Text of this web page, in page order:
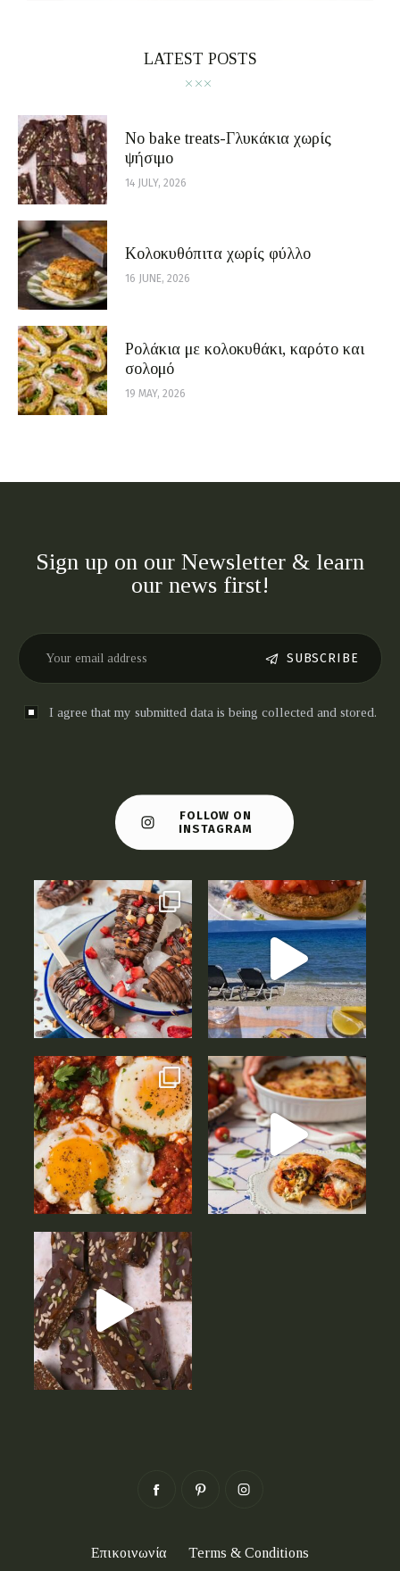
LATEST POSTS
No bake treats-Γλυκάκια χωρίς
ψήσιμο
14 JULY, 2026
Κολοκυθόπιτα χωρίς φύλλο
16 JUNE, 2026
Ρολάκια με κολοκυθάκι, καρότο και
σολομό
19 MAY, 2026
Sign up on our Newsletter & learn
our news first!
SUBSCRIBE
I agree that my submitted data is being collected and stored.
FOLLOW ON
INSTAGRAM
Επικοινωνία Terms & Conditions